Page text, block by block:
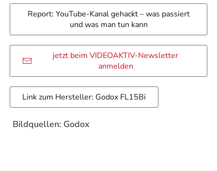
Report: YouTube-Kanal gehackt – was passiert
und was man tun kann
jetzt beim VIDEOAKTIV-Newsletter
anmelden
Link zum Hersteller: Godox FL15Bi
Bildquellen: Godox